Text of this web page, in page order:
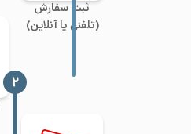
ثبت سفارش
(تلفنی یا آنلاین)
‍۲